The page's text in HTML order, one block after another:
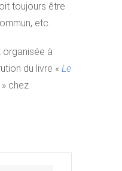
toujours être
etc.
à
du livre « Le
» chez